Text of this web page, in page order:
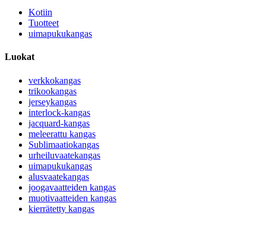
Kotiin
Tuotteet
uimapukukangas
Luokat
verkkokangas
trikookangas
jerseykangas
interlock-kangas
jacquard-kangas
meleerattu kangas
Sublimaatiokangas
urheiluvaatekangas
uimapukukangas
alusvaatekangas
joogavaatteiden kangas
muotivaatteiden kangas
kierrätetty kangas